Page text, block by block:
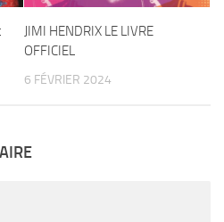
JIMI HENDRIX LE LIVRE
OFFICIEL
6 FÉVRIER 2024